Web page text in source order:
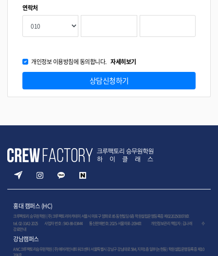
연락처
개인정보 이용방침에 동의합니다. 자세히보기
상담신청하기
홍대 캠퍼스 (HC)
크루팩토리 승무원학원 (주)크루팩토리아카데미 서울시 마포구 양화로 85 동현빌딩 6층 학원설립운영등록증 제02202500078호
tel. 02-3142-2025 사업자 번호 : 540-88-03444 통신판매번호: 2025-서울마포-2094호
개인정보관리 책임자 : 김나래
수
강료안내
강남캠퍼스
ANC크루팩토리승무원학원 (주)에어라인네트워크센터 서울특별시 강남구 강남대로 584, 지하1층 일부(논현동) 학원설립운영등록증 제10
204호